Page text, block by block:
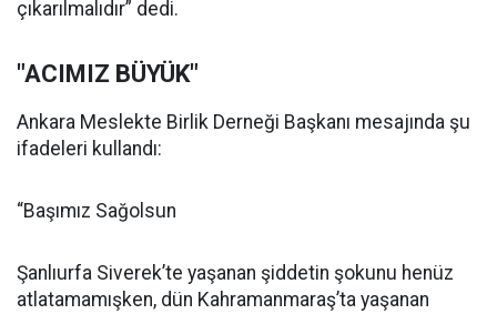
çıkarılmalıdır” dedi.
"ACIMIZ BÜYÜK"
Ankara Meslekte Birlik Derneği Başkanı mesajında şu
ifadeleri kullandı:
“Başımız Sağolsun
Şanlıurfa Siverek’te yaşanan şiddetin şokunu henüz
atlatamamışken, dün Kahramanmaraş’ta yaşanan